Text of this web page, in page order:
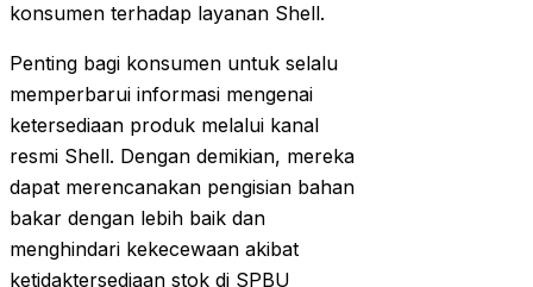
konsumen terhadap layanan Shell.
Penting bagi konsumen untuk selalu
memperbarui informasi mengenai
ketersediaan produk melalui kanal
resmi Shell. Dengan demikian, mereka
dapat merencanakan pengisian bahan
bakar dengan lebih baik dan
menghindari kekecewaan akibat
ketidaktersediaan stok di SPBU